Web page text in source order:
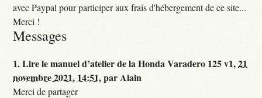
avec Paypal pour participer aux frais d'hébergement de ce site...
Merci !
Messages
1.Lire le manuel d’atelier de la Honda Varadero 125 v1,21
novembre 2021, 14:51,parAlain
Merci de partager